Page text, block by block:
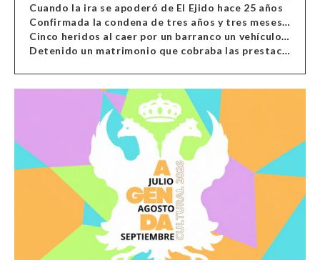
Cuando la ira se apoderó de El Ejido hace 25 años
Confirmada la condena de tres años y tres meses al hombre de Antas acusado de xenofobia
Cinco heridos al caer por un barranco un vehículo en Alcolea
Detenido un matrimonio que cobraba las prestaciones de ilegales en Almería, Granada, Málaga, Huelva y Murcia